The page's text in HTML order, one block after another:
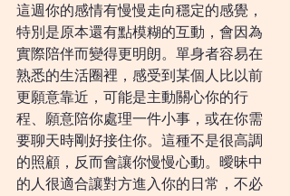
這週你的感情有慢慢走向穩定的感覺，
特別是原本還有點模糊的互動，會因為
實際陪伴而變得更明朗。單身者容易在
熟悉的生活圈裡，感受到某個人比以前
更願意靠近，可能是主動關心你的行
程、願意陪你處理一件小事，或在你需
要聊天時剛好接住你。這種不是很高調
的照顧，反而會讓你慢慢心動。曖昧中
的人很適合讓對方進入你的日常，不必